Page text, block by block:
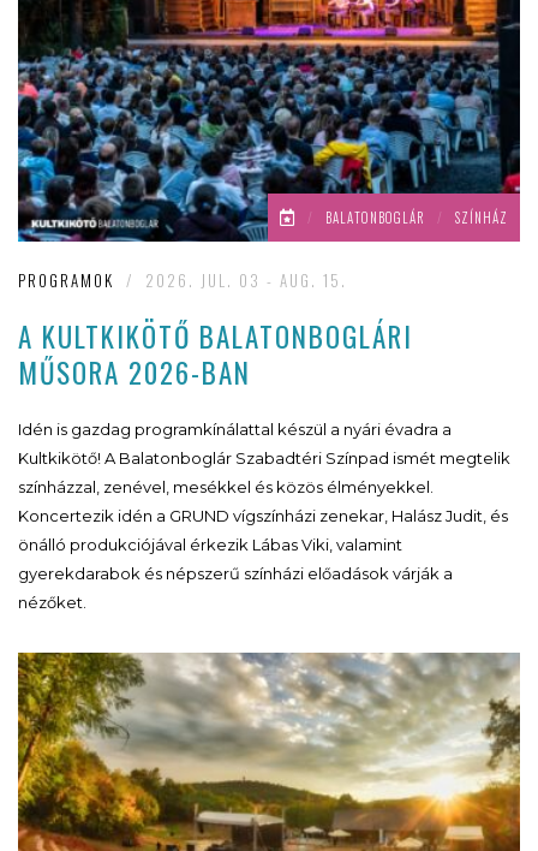
/ BALATONBOGLÁR / SZÍNHÁZ
PROGRAMOK / 2026. JUL. 03 - AUG. 15.
A KULTKIKÖTŐ BALATONBOGLÁRI
MŰSORA 2026-BAN
Idén is gazdag programkínálattal készül a nyári évadra a
Kultkikötő! A Balatonboglár Szabadtéri Színpad ismét megtelik
színházzal, zenével, mesékkel és közös élményekkel.
Koncertezik idén a GRUND vígszínházi zenekar, Halász Judit, és
önálló produkciójával érkezik Lábas Viki, valamint
gyerekdarabok és népszerű színházi előadások várják a
nézőket.